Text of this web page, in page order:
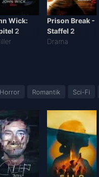
Wick:
2
Prison Break -
Staffel 2
Drama
Horror Romantik Sci-Fi